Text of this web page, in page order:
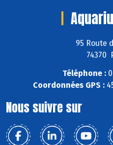
95 Route
74370
Téléphone :
Coordonnées GPS :
Nous suivre sur